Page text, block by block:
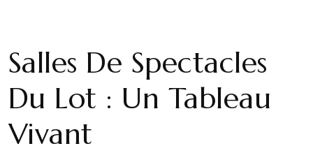
Salles De Spectacles
Du Lot : Un Tableau
Vivant